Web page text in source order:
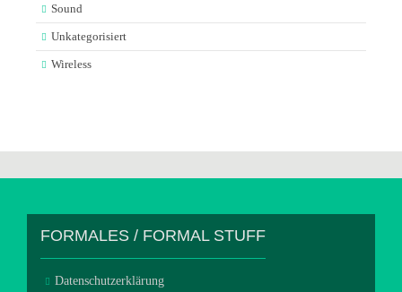
Sound
Unkategorisiert
Wireless
FORMALES / FORMAL STUFF
Datenschutzerklärung